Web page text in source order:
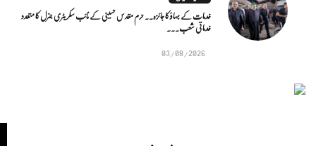
خدمات کے بہاؤ کا جائزہ.. حرم مقدس حسینی کے نائب سکریٹری جنرل کا متعدد
خدماتی شعب...
03/08/2026